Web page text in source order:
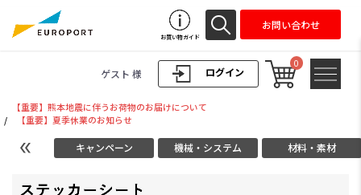
ログイン
ゲスト 様
0
お買い物ガイド
お問い合わせ
【重要】熊本地震に伴うお荷物のお届けについて
/
【重要】夏季休業のお知らせ
キャンペーン 機械・システム 材料・素材